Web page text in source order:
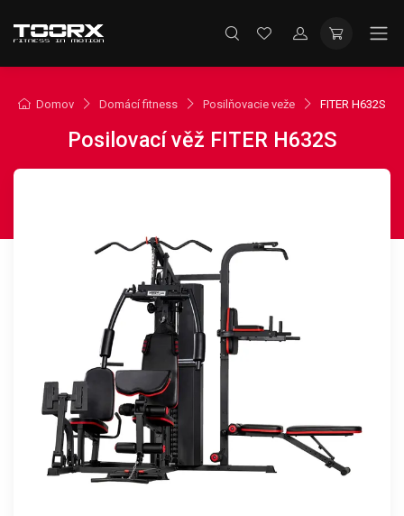
Domov Domácí fitness Posilňovacie veže FITER H632S
Posilovací věž FITER H632S